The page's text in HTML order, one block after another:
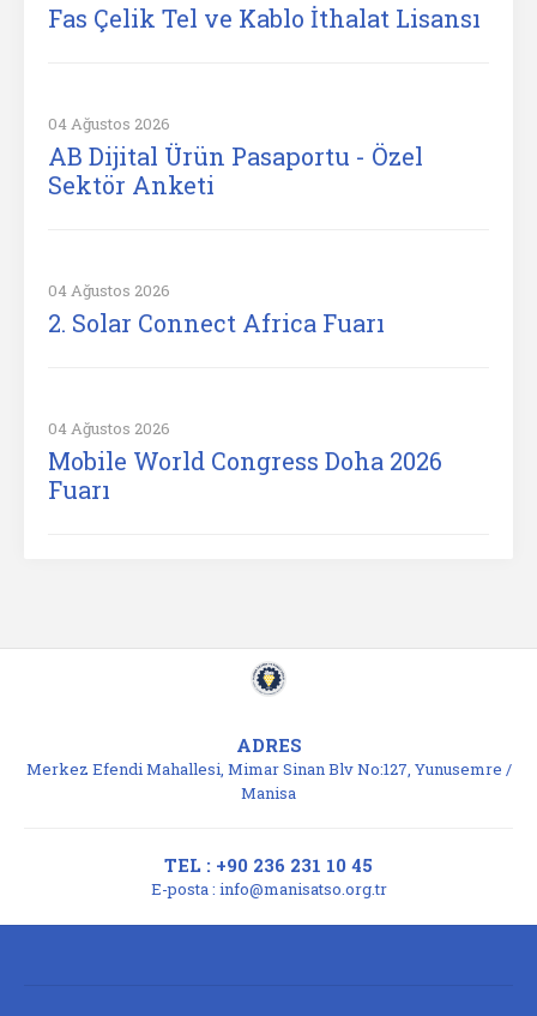
Fas Çelik Tel ve Kablo İthalat Lisansı
04 Ağustos 2026
AB Dijital Ürün Pasaportu - Özel
Sektör Anketi
04 Ağustos 2026
2. Solar Connect Africa Fuarı
04 Ağustos 2026
Mobile World Congress Doha 2026
Fuarı
ADRES
Merkez Efendi Mahallesi, Mimar Sinan Blv No:127, Yunusemre /
Manisa
TEL : +90 236 231 10 45
E-posta : info@manisatso.org.tr